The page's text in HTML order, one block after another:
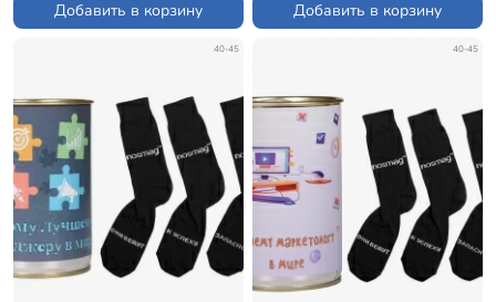
Добавить в корзину
Добавить в корзину
40-45 40-45